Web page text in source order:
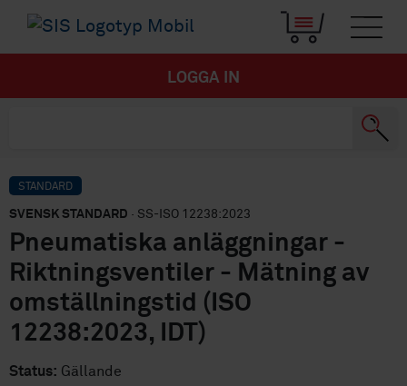
LOGGA IN
STANDARD
SVENSK STANDARD · SS-ISO 12238:2023
Pneumatiska anläggningar -
Riktningsventiler - Mätning av
omställningstid (ISO
12238:2023, IDT)
Status: Gällande